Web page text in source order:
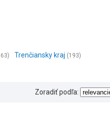
Trenčiansky kraj (193)
Zoradiť podľa: